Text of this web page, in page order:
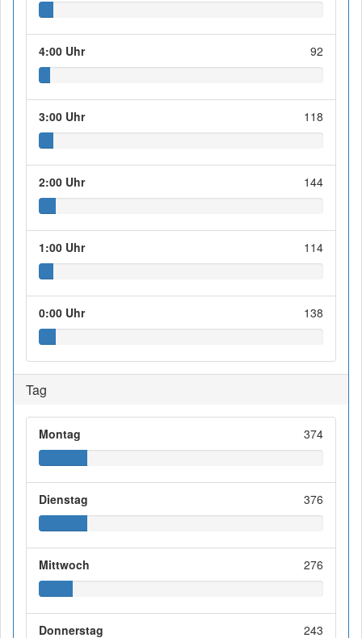
4:00 Uhr 92
3:00 Uhr 118
2:00 Uhr 144
1:00 Uhr 114
0:00 Uhr 138
Tag
Montag 374
Dienstag 376
Mittwoch 276
Donnerstag 243